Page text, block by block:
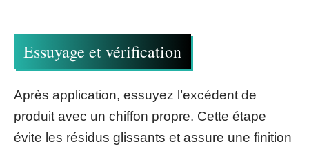
Essuyage et vérification
Après application, essuyez l’excédent de
produit avec un chiffon propre. Cette étape
évite les résidus glissants et assure une finition